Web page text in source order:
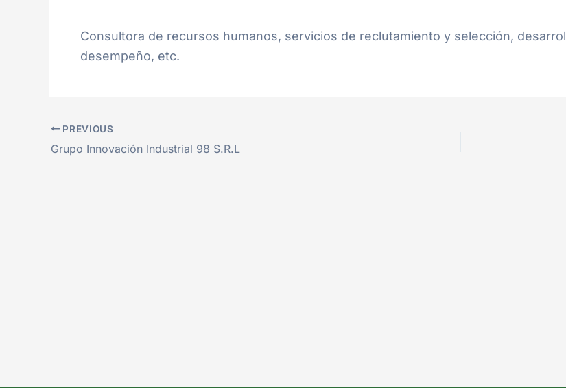
Consultora de recursos humanos, servicios de reclutamiento y selección,
desempeño, etc.
PREVIOUS
Grupo Innovación Industrial 98 S.R.L